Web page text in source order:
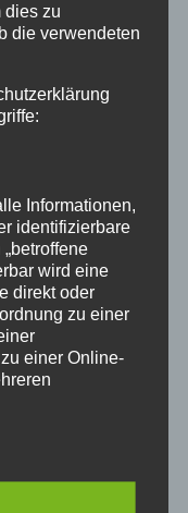
und
ihre Teilnahme
haben wir
echte Schätze
Projektwoche
bei
hinterlassen
gilt unserem
dies zu
die verwendeten
Informationen,
identifizierbare
wird eine
direkt oder
zu einer
einer Online-
oder